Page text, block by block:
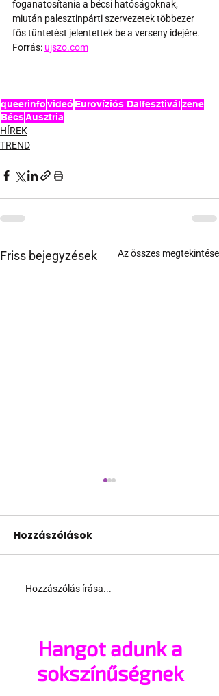
foganatosítania a bécsi hatóságoknak,
miután palesztinpárti szervezetek többezer
fős tüntetést jelentettek be a verseny idejére.
Forrás: ujszo.com
queerinfovideó Eurovíziós Dalfesztiválzene
BécsAusztria
HÍREK
TREND
Friss bejegyzések Az összes megtekintése
Eurovízió-lázban ég
Európa
Hozzászólások
Hozzászólás írása...
Hangot adunk a
sokszínűségnek